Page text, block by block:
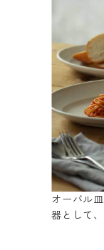
オーバル
器として